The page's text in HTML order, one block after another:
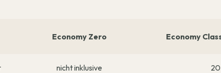
Economy Zero Economy
nicht inklusive